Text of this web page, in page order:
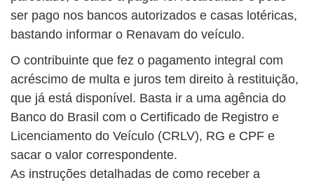
ser pago nos bancos autorizados e casas lotéricas,
bastando informar o Renavam do veículo.
O contribuinte que fez o pagamento integral com
acréscimo de multa e juros tem direito à restituição,
que já está disponível. Basta ir a uma agência do
Banco do Brasil com o Certificado de Registro e
Licenciamento do Veículo (CRLV), RG e CPF e
sacar o valor correspondente.
As instruções detalhadas de como receber a